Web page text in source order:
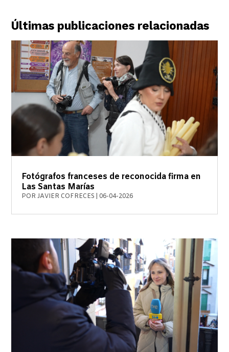
Últimas publicaciones relacionadas
Fotógrafos franceses de reconocida firma en
Las Santas Marías
PORJAVIER COFRECES 06-04-2026